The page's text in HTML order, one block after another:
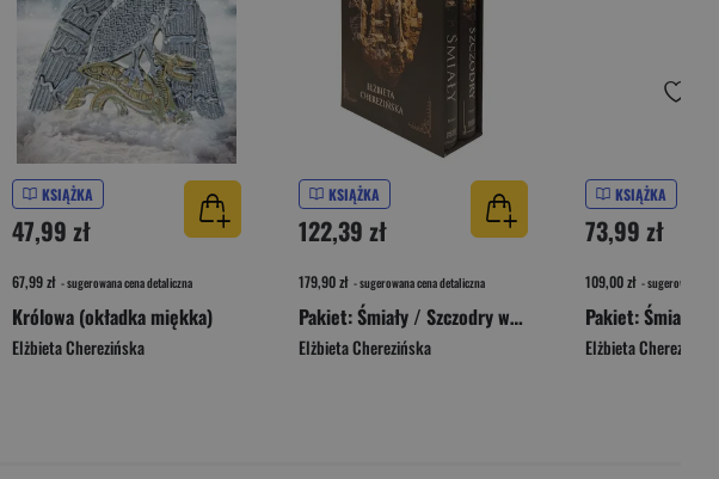
KSIĄŻKA
47,99 zł
67,99 zł - sugerowana cena detaliczna
Królowa (okładka miękka)
Elżbieta Cherezińska
KSIĄŻKA
122,39 zł
179,90 zł - sugerowana cena detaliczna
Pakiet: Śmiały / Szczodry wer. limitowana
Elżbieta Cherezińska
KSIĄŻKA
73,99 zł
109,00 zł - sugerowana
Elżbieta Cherezińska